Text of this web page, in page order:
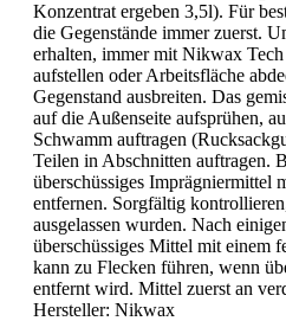
Konzentrat ergeben 3,5l). Für
die Gegenstände immer zuerst.
erhalten, immer mit Nikwax
aufstellen oder Arbeitsfläche
Gegenstand ausbreiten. Das
auf die Außenseite aufsprühen,
Schwamm auftragen
Teilen in Abschnitten auftragen.
überschüssiges Imprägniermittel
entfernen. Sorgfältig
ausgelassen wurden. Nach
überschüssiges Mittel mit einem
kann zu Flecken führen, wenn
entfernt wird. Mittel zuerst an
Hersteller: Nikwax